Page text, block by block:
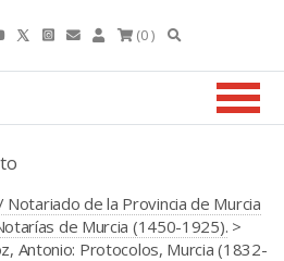
(0 )
Notariado de la Provincia de Murcia
de Murcia (1450-1925). >
Antonio: Protocolos, Murcia (1832-